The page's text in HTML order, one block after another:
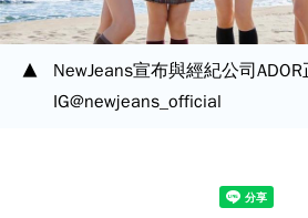
NewJeans宣布與經紀公司
IG@newjeans_official